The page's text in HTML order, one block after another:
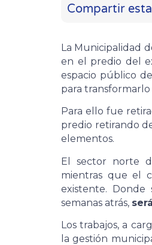
Compartir
La Municipalidad
en el predio del
espacio público
para
Para ello fue
predio retirando
elementos.
El sector norte
mientras que el
existente.
semanas atrás,
Los trabajos, a
la gestión